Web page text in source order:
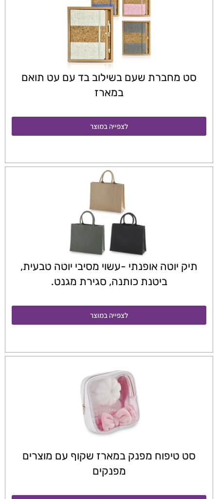
סט מחברת שעם בשילוב בד עם עט תואם
במארז
לצפייה במוצר
תיק יוטה אופנתי -עשוי מסיבי יוטה טבעית,
ביטנת כותנה, סגירת מגנט.
לצפייה במוצר
סט טיפוח מפנק במארז שקוף עם מוצרים
מפנקים